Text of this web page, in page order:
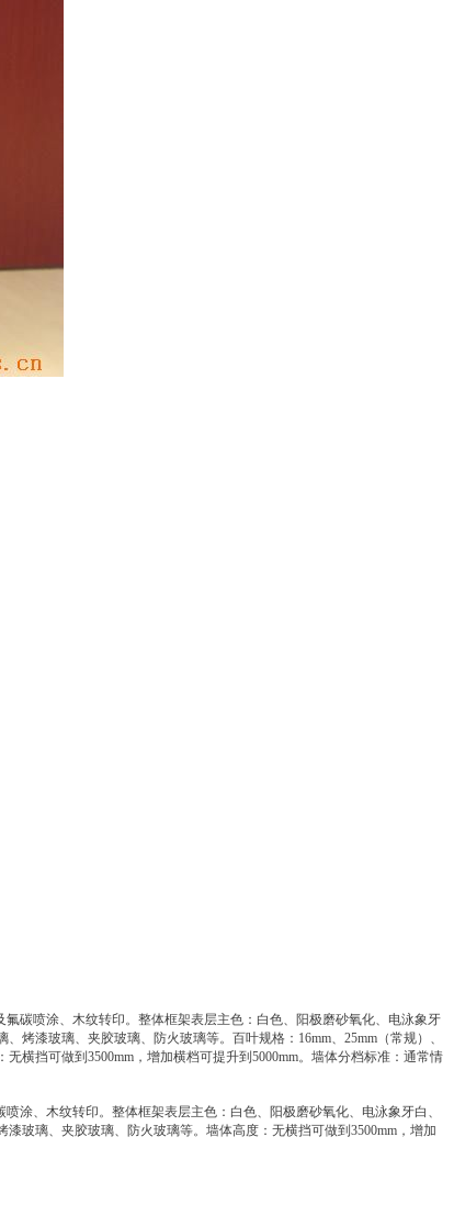
碳喷涂、木纹转印。整体框架表层主色：白色、阳极磨砂氧化、电泳象牙
烤漆玻璃、夹胶玻璃、防火玻璃等。百叶规格：16mm、25mm（常规）、
横挡可做到3500mm，增加横档可提升到5000mm。墙体分档标准：通常情
涂、木纹转印。整体框架表层主色：白色、阳极磨砂氧化、电泳象牙白、
玻璃、夹胶玻璃、防火玻璃等。墙体高度：无横挡可做到3500mm，增加